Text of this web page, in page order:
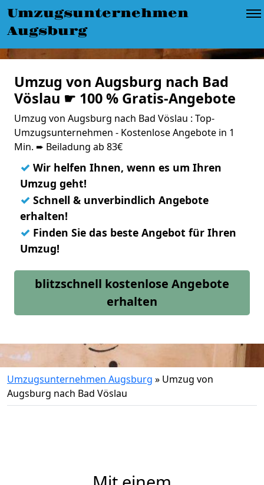
Umzugsunternehmen
Augsburg
Umzug von Augsburg nach Bad
Vöslau ☛ 100 % Gratis-Angebote
Umzug von Augsburg nach Bad Vöslau : Top-
Umzugsunternehmen - Kostenlose Angebote in 1
Min. ➨ Beiladung ab 83€
✓ Wir helfen Ihnen, wenn es um Ihren
Umzug geht!
✓ Schnell & unverbindlich Angebote
erhalten!
✓ Finden Sie das beste Angebot für Ihren
Umzug!
blitzschnell kostenlose Angebote
erhalten
Umzugsunternehmen Augsburg » Umzug von
Augsburg nach Bad Vöslau